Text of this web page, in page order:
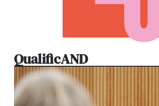
QualificAND